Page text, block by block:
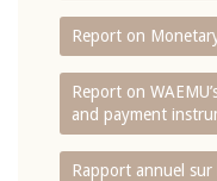
Report on
Report on
and payment
Rapport annuel sur